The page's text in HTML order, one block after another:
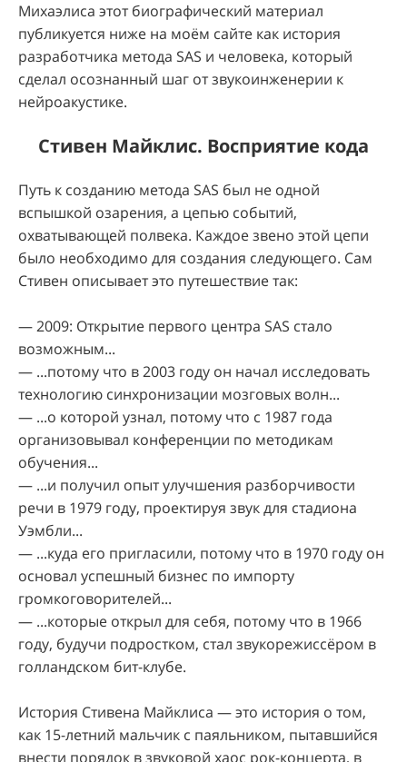
Михаэлиса этот биографический материал
публикуется ниже на моём сайте как история
разработчика метода SAS и человека, который
сделал осознанный шаг от звукоинженерии к
нейроакустике.
Стивен Майклис. Восприятие кода
Путь к созданию метода SAS был не одной
вспышкой озарения, а цепью событий,
охватывающей полвека. Каждое звено этой цепи
было необходимо для создания следующего. Сам
Стивен описывает это путешествие так:
— 2009: Открытие первого центра SAS стало
возможным...
— ...потому что в 2003 году он начал исследовать
технологию синхронизации мозговых волн...
— ...о которой узнал, потому что с 1987 года
организовывал конференции по методикам
обучения...
— ...и получил опыт улучшения разборчивости
речи в 1979 году, проектируя звук для стадиона
Уэмбли...
— ...куда его пригласили, потому что в 1970 году он
основал успешный бизнес по импорту
громкоговорителей...
— ...которые открыл для себя, потому что в 1966
году, будучи подростком, стал звукорежиссёром в
голландском бит-клубе.
История Стивена Майклиса — это история о том,
как 15-летний мальчик с паяльником, пытавшийся
внести порядок в звуковой хаос рок-концерта, в